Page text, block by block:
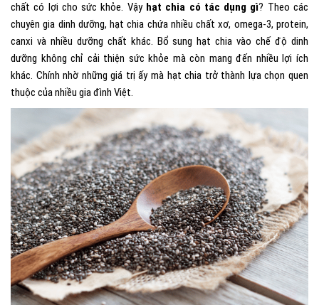
chất có lợi cho sức khỏe. Vậy hạt chia có tác dụng gì? Theo các
chuyên gia dinh dưỡng, hạt chia chứa nhiều chất xơ, omega-3, protein,
canxi và nhiều dưỡng chất khác. Bổ sung hạt chia vào chế độ dinh
dưỡng không chỉ cải thiện sức khỏe mà còn mang đến nhiều lợi ích
khác. Chính nhờ những giá trị ấy mà hạt chia trở thành lựa chọn quen
thuộc của nhiều gia đình Việt.